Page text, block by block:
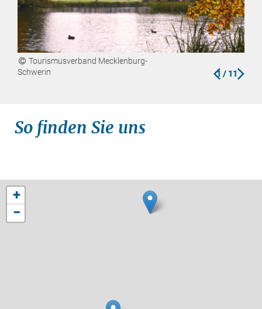
zurückvor
Tourismusverband Mecklenburg-
Schwerin
1 / 11
So finden Sie uns
+
−